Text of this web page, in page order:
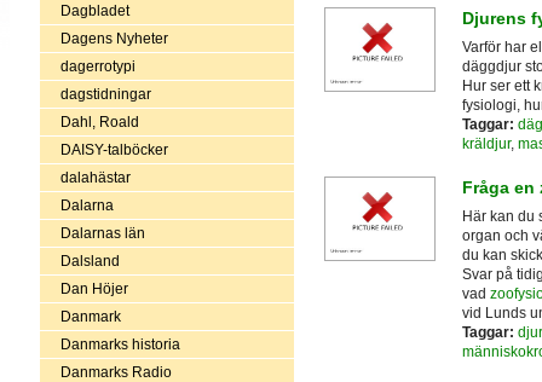
Dagbladet
Dagens Nyheter
dagerrotypi
dagstidningar
Dahl, Roald
DAISY-talböcker
dalahästar
Dalarna
Dalarnas län
Dalsland
Dan Höjer
Danmark
Danmarks historia
Danmarks Radio
Djurens
Varför har
däggdjur
Hur ser ett
fysiologi,
Taggar:
kräldjur,
Fråga
Här kan du
organ och
du kan
Svar på
vad
vid Lunds
Taggar: djur